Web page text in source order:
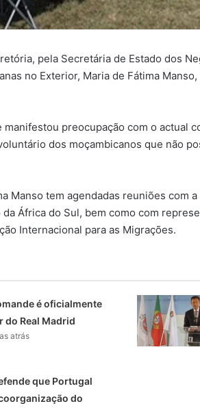
pela Secretária de Estado dos
no Exterior, Maria de Fátima
manifestou preocupação com o actual
dos moçambicanos que não
Manso tem agendadas reuniões com
África do Sul, bem como com
Internacional para as Migrações.
é oficialmente
do Real Madrid
atrás
que Portugal
do